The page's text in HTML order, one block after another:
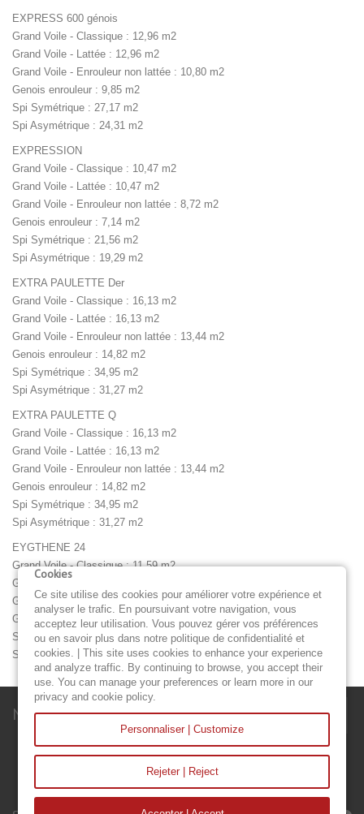
EXPRESS 600 génois
Grand Voile - Classique : 12,96 m2
Grand Voile - Lattée : 12,96 m2
Grand Voile - Enrouleur non lattée : 10,80 m2
Genois enrouleur : 9,85 m2
Spi Symétrique : 27,17 m2
Spi Asymétrique : 24,31 m2
EXPRESSION
Grand Voile - Classique : 10,47 m2
Grand Voile - Lattée : 10,47 m2
Grand Voile - Enrouleur non lattée : 8,72 m2
Genois enrouleur : 7,14 m2
Spi Symétrique : 21,56 m2
Spi Asymétrique : 19,29 m2
EXTRA PAULETTE Der
Grand Voile - Classique : 16,13 m2
Grand Voile - Lattée : 16,13 m2
Grand Voile - Enrouleur non lattée : 13,44 m2
Genois enrouleur : 14,82 m2
Spi Symétrique : 34,95 m2
Spi Asymétrique : 31,27 m2
EXTRA PAULETTE Q
Grand Voile - Classique : 16,13 m2
Grand Voile - Lattée : 16,13 m2
Grand Voile - Enrouleur non lattée : 13,44 m2
Genois enrouleur : 14,82 m2
Spi Symétrique : 34,95 m2
Spi Asymétrique : 31,27 m2
EYGTHENE 24
Grand Voile - Classique : 11,59 m2
Grand Voile - Lattée : 11,59 m2
Grand Voile - Enrouleur non lattée : 9,66 m2
Genois enrouleur : 20,44 m2
Spi Symétrique : 48,22 m2
Spi Asymétrique : 43,15 m2
Newsletter
Cookies
Ce site utilise des cookies pour améliorer votre expérience et
analyser le trafic. En poursuivant votre navigation, vous
acceptez leur utilisation. Vous pouvez gérer vos préférences
ou en savoir plus dans notre politique de confidentialité et
cookies. | This site uses cookies to enhance your experience
and analyze traffic. By continuing to browse, you accept their
use. You can manage your preferences or learn more in our
privacy and cookie policy.
Personnaliser | Customize
Rejeter | Reject